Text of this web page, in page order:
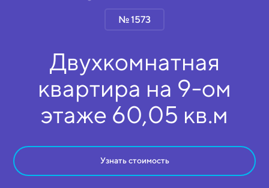
№ 1573
Двухкомнатная
квартира на 9-ом
этаже 60,05 кв.м
Узнать стоимость